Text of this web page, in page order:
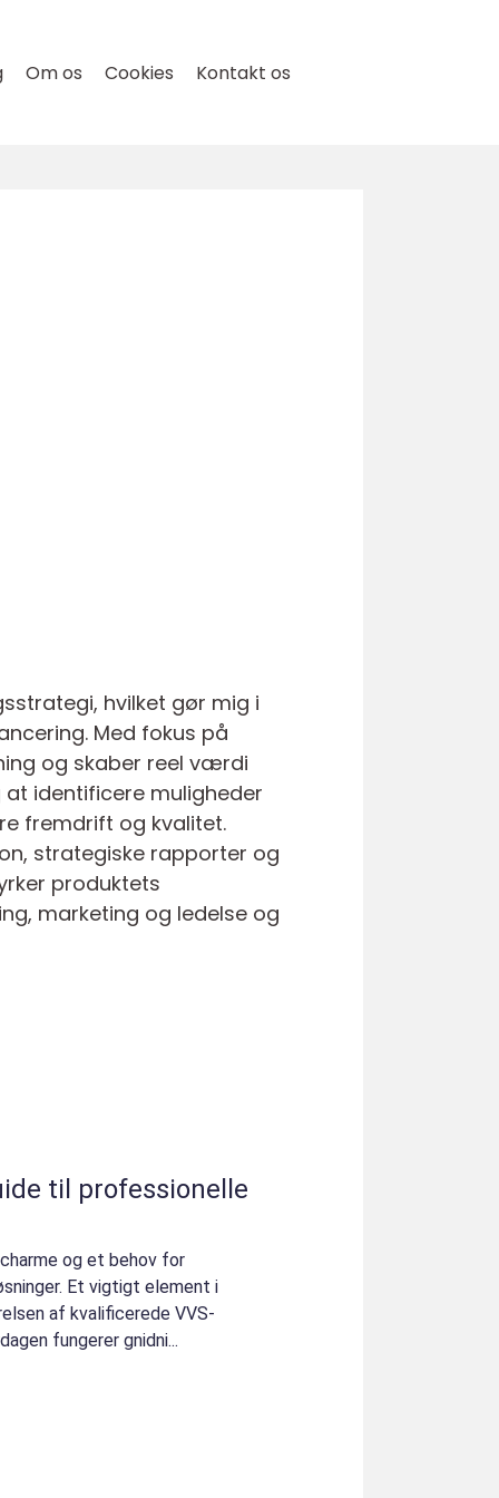
Om os Cookies Kontakt os
hvilket gør mig i
Med fokus på
og skaber reel værdi
identificere muligheder
fremdrift og kvalitet.
strategiske rapporter og
produktets
marketing og ledelse og
til professionelle
og et behov for
Et vigtigt element i
af kvalificerede VVS-
fungerer gnidni...